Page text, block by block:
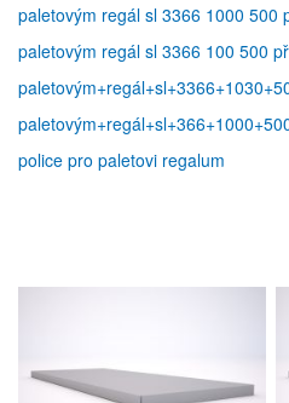
paletovým regál sl 3366 1000 500
paletovým regál sl 3366 100 500
police pro paletovi regalum